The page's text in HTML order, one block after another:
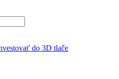
do 3D tlače